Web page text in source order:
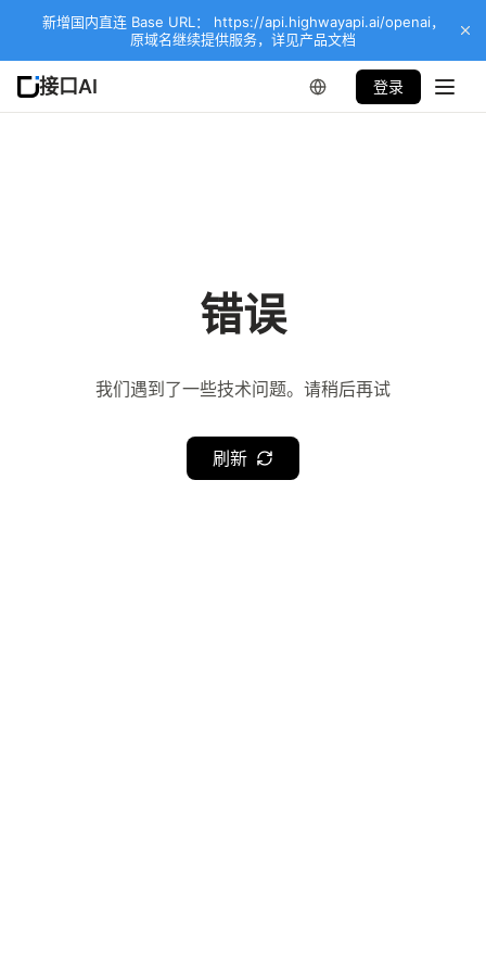
新增国内直连 Base URL： https://api.highwayapi.ai/openai，
原域名继续提供服务，详见产品文档
接口AI 登录
错误
我们遇到了一些技术问题。请稍后再试
刷新